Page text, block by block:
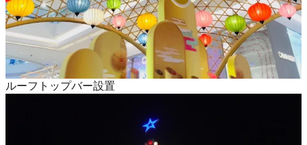
ルーフトップバー設置